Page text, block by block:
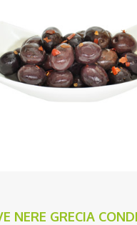
NERE GRECIA